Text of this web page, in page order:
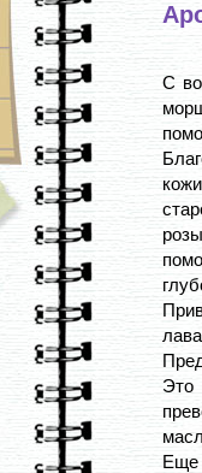
С
Это
Еще